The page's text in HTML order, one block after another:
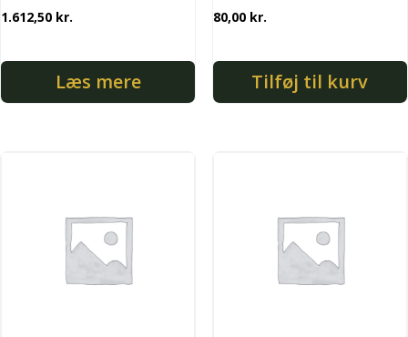
1.612,50 kr.
Læs mere
80,00 kr.
Tilføj til kurv